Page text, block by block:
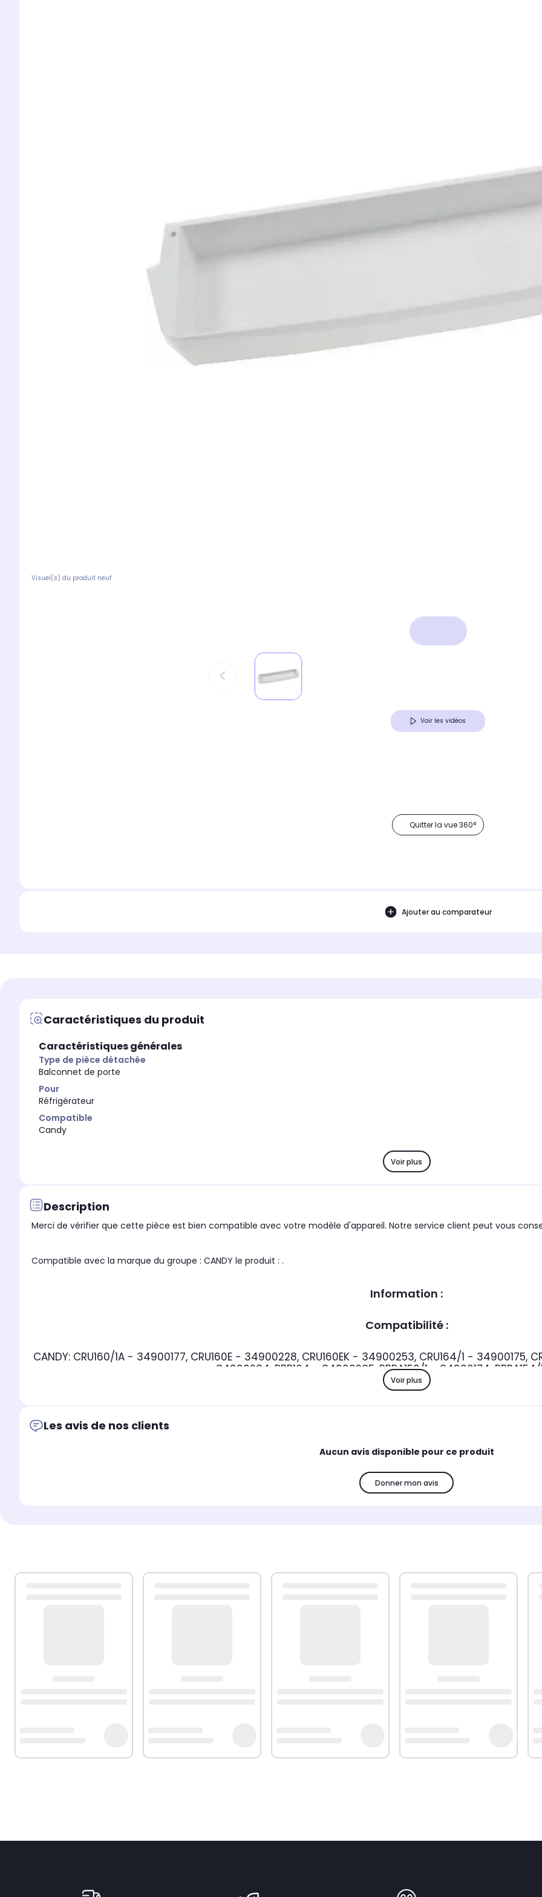
Visuel(s) du produit neuf
Voir les vidéos
Quitter la vue 360°
Ajouter au comparateur
Caractéristiques du produit
Caractéristiques générales
Type de pièce détachée
Balconnet de porte
Pour
Réfrigérateur
Compatible
Candy
Voir plus
Description
Merci de vérifier que cette pièce est bien compatible avec votre modèle d'appareil. Notre service client peut vous
Compatible avec la marque du groupe : CANDY le produit : .
Information :
Compatibilité :
CANDY: CRU160/1A - 34900177, CRU160E - 34900228, CRU160EK - 34900253, CRU164/1 - 34900175,
- 34900234, RBP164 - 34900235, RBPA150/1 - 34900174,
Voir plus
Les avis de nos clients
Aucun avis disponible pour ce produit
Donner mon avis